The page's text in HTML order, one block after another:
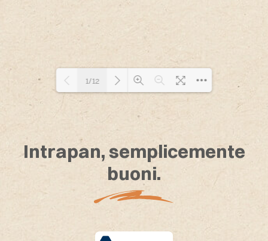
Loading PDF 75% ...
1/12
Intrapan, semplicemente
buoni.